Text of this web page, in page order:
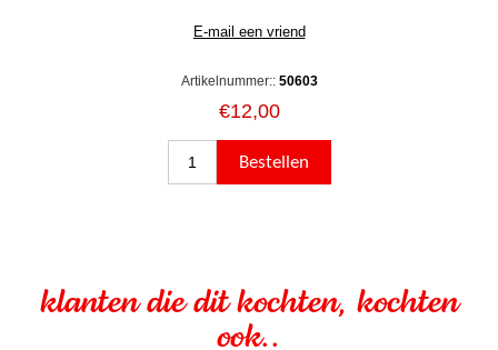
Artikelnummer:: 50603
€12,00
klanten die dit kochten, kochten
ook..